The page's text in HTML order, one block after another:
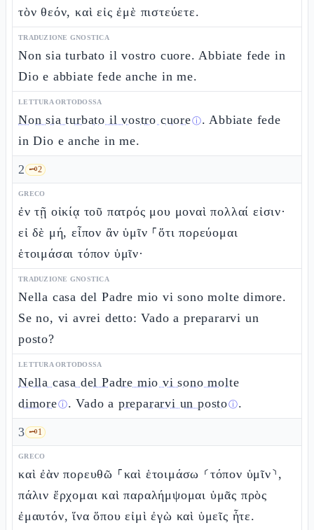
τὸν θεόν, καὶ εἰς ἐμὲ πιστεύετε.
TRADUZIONE GNOSTICA
Non sia turbato il vostro cuore. Abbiate fede in
Dio e abbiate fede anche in me.
LETTURA ORTODOSSA
Non sia turbato il vostro cuoreⓘ. Abbiate fede
in Dio e anche in me.
2 🗝️2
GRECO
ἐν τῇ οἰκίᾳ τοῦ πατρός μου μοναὶ πολλαί εἰσιν·
εἰ δὲ μή, εἶπον ἂν ὑμῖν ⸀ὅτι πορεύομαι
ἑτοιμάσαι τόπον ὑμῖν·
TRADUZIONE GNOSTICA
Nella casa del Padre mio vi sono molte dimore.
Se no, vi avrei detto: Vado a prepararvi un
posto?
LETTURA ORTODOSSA
Nella casa del Padre mio vi sono molte
dimoreⓘ. Vado a prepararvi un postoⓘ.
3 🗝️1
GRECO
καὶ ἐὰν πορευθῶ ⸀καὶ ἑτοιμάσω ⸂τόπον ὑμῖν⸃,
πάλιν ἔρχομαι καὶ παραλήμψομαι ὑμᾶς πρὸς
ἐμαυτόν, ἵνα ὅπου εἰμὶ ἐγὼ καὶ ὑμεῖς ἦτε.